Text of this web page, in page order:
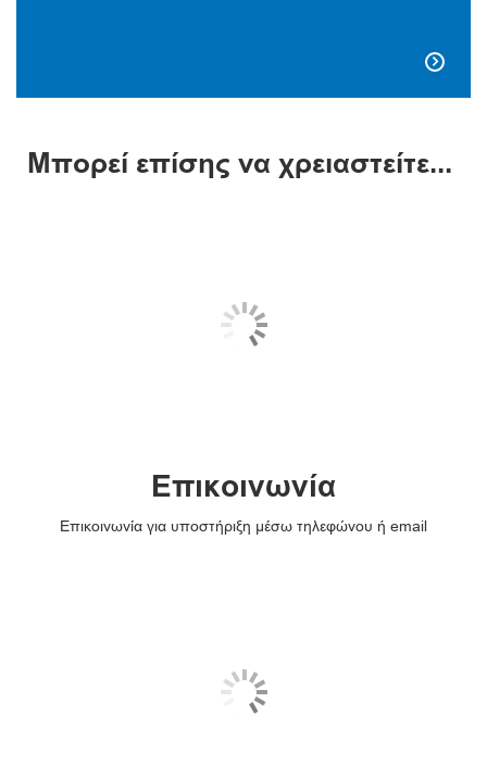

Μπορεί επίσης να χρειαστείτε...
Επικοινωνία
Επικοινωνία για υποστήριξη μέσω τηλεφώνου ή email